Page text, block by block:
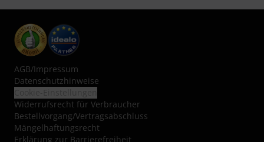
AGB/Impressum
Datenschutzhinweise
Widerrufsrecht für Verbraucher
Bestellvorgang/Vertragsabschluss
Mängelhaftungsrecht
Erklärung zur Barrierefreiheit